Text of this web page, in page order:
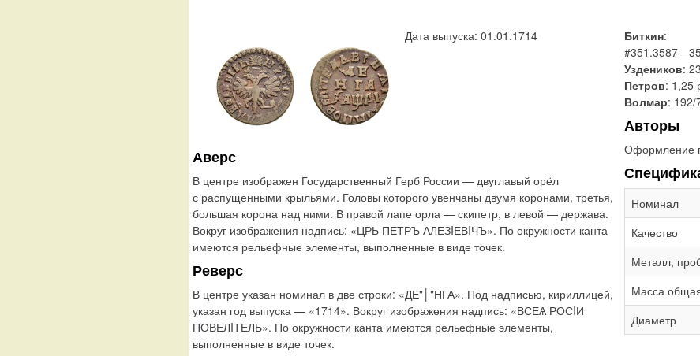
Дата выпуска: 01.01.1714
Аверс
В центре изображен Государственный Герб России — двуглавый орёл
с распущенными крыльями. Головы которого увенчаны двумя коронами, третья,
большая корона над ними. В правой лапе орла — скипетр, в левой — держава.
Вокруг изображения надпись: «ЦРЬ ПЕТРЪ АЛЕЗIЕВIЧЪ». По окружности канта
имеются рельефные элементы, выполненные в виде точек.
Реверс
В центре указан номинал в две строки: «ДЕ"│"НГА». Под надписью, кириллицей,
указан год выпуска — «1714». Вокруг изображения надпись: «ВСЕѦ РОСIИ
ПОВЕЛIТЕЛЬ». По окружности канта имеются рельефные элементы,
выполненные в виде точек.
Биткин:
Уздеников:
Петров: 1,25
Волмар: 192/
Авторы
Оформление
Номинал
Качество
Металл,
Масса
Диаметр